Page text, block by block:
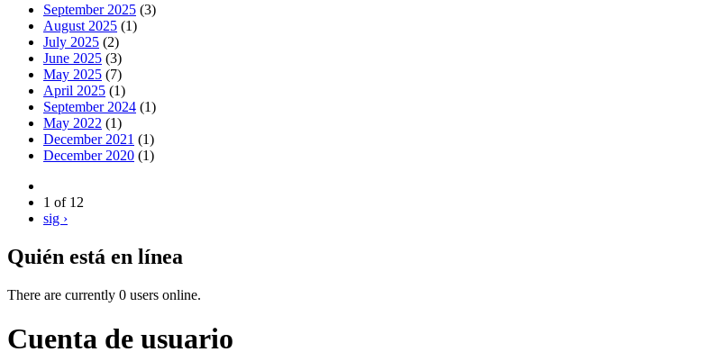
September 2025 (3)
August 2025 (1)
July 2025 (2)
June 2025 (3)
May 2025 (7)
April 2025 (1)
September 2024 (1)
May 2022 (1)
December 2021 (1)
December 2020 (1)
1 of 12
sig ›
Quién está en línea
There are currently 0 users online.
Cuenta de usuario